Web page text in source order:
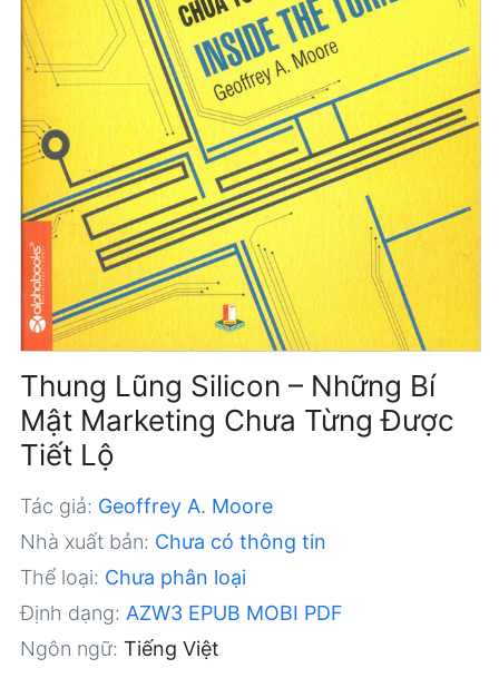
Thung Lũng Silicon – Những Bí
Mật Marketing Chưa Từng Được
Tiết Lộ
Tác giả: Geoffrey A. Moore
Nhà xuất bản: Chưa có thông tin
Thể loại: Chưa phân loại
Định dạng: AZW3 EPUB MOBI PDF
Ngôn ngữ: Tiếng Việt